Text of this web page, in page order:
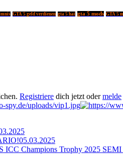
GTA 5 geld verdienen gta 5 hai gta 5 mods GTA 5
Registriere dich jetzt odermelde
05.03.2025
Champions Trophy 2025